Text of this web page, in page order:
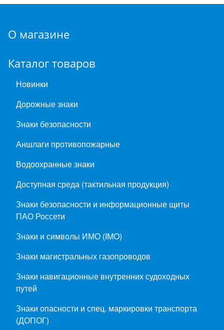
О магазине
Каталог товаров
Новинки
Дорожные знаки
Знаки безопасности
Аншлаги противопожарные
Водоохранные знаки
Доступная среда (тактильная продукция)
Знаки безопасности и информационные щиты
ПАО Россети
Знаки и символы ИМО (IMO)
Знаки магистральных газопроводов
Знаки навигационные внутренних судоходных
путей
Знаки опасности и спец. маркировки транспорта
(ДОПОГ)